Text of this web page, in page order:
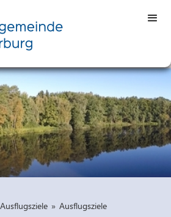
» Ausflugsziele